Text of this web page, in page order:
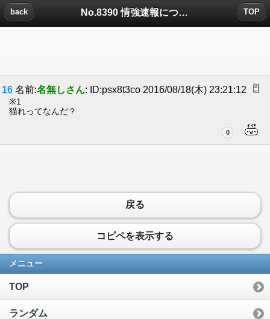
No.8390 情強速報についたコメント
back TOP
16 名前:名無しさん: ID:psx8t3co 2016/08/18(木) 23:21:12
※1
猫れってなんだ？
0
戻る
コピペを表示する
メニュー
TOP
ランダム